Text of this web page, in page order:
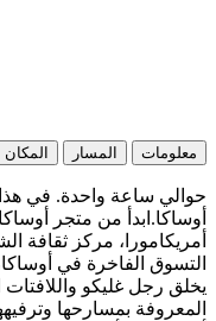
معلومات المسار المكان
أوساكا.ابدأ من متجر
أمريكامورا، مركز ثقافة
التسوق الفاخرة في
يخلق رجل غليكو واللافتات
المعروفة بمسارحها